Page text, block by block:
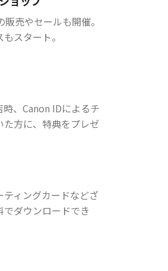
売やセールも開催。
スタート。
、Canon IDによるチ
方に、特典をプレゼ
ィングカードなどざ
ダウンロードでき